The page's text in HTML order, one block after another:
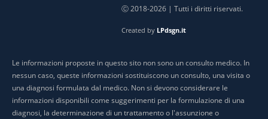
Ⓒ 2018-2026 | Tutti i diritti riservati.
Created by LPdsgn.it
Le informazioni proposte in questo sito non sono un consulto medico. In
nessun caso, queste informazioni sostituiscono un consulto, una visita o
una diagnosi formulata dal medico. Non si devono considerare le
informazioni disponibili come suggerimenti per la formulazione di una
diagnosi, la determinazione di un trattamento o l'assunzione o